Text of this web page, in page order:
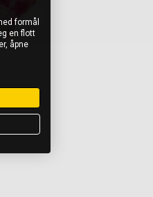
formål
en flott
åpne